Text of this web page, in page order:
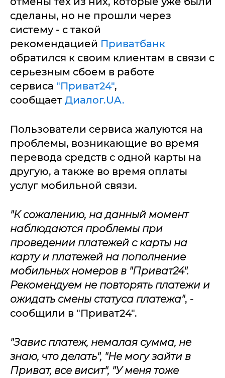
сделаны, но не прошли через
систему - с такой
рекомендацией Приватбанк
обратился к своим клиентам в связи с
серьезным сбоем в работе
сервиса "Приват24",
сообщает Диалог.UA.
Пользователи сервиса жалуются на
проблемы, возникающие во время
перевода средств с одной карты на
другую, а также во время оплаты
услуг мобильной связи.
"К сожалению, на данный момент
наблюдаются проблемы при
проведении платежей с карты на
карту и платежей на пополнение
мобильных номеров в "Приват24".
Рекомендуем не повторять платежи и
ожидать смены статуса платежа", -
сообщили в "Приват24".
"Завис платеж, немалая сумма, не
знаю, что делать", "Не могу зайти в
Приват, все висит", "У меня тоже